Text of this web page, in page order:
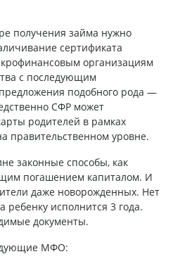
получения займа нужно
сертификата
организациям
с последующим
подобного рода —
СФР может
родителей в рамках
правительственном уровне.
законные способы, как
погашением капиталом. И
даже новорожденных. Нет
ребенку исполнится 3 года.
документы.
МФО: